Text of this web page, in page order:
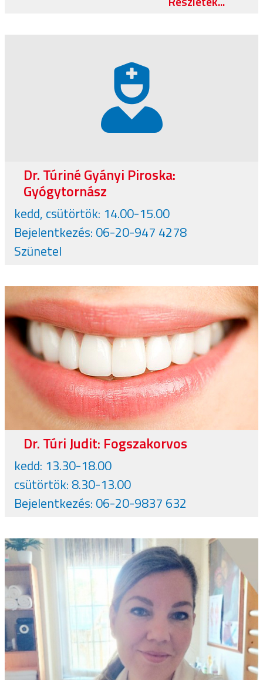
Dr. Túriné Gyányi Piroska:
Gyógytornász
kedd, csütörtök: 14.00-15.00
Bejelentkezés: 06-20-947 4278
Szünetel
Dr. Túri Judit: Fogszakorvos
kedd: 13.30-18.00
csütörtök: 8.30-13.00
Bejelentkezés: 06-20-9837 632